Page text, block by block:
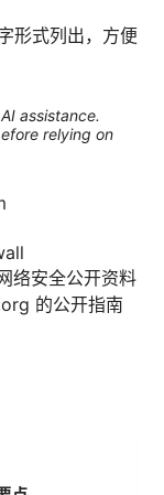
形式列出，方便
assistance.
relying on
络安全公开资料
的公开指南